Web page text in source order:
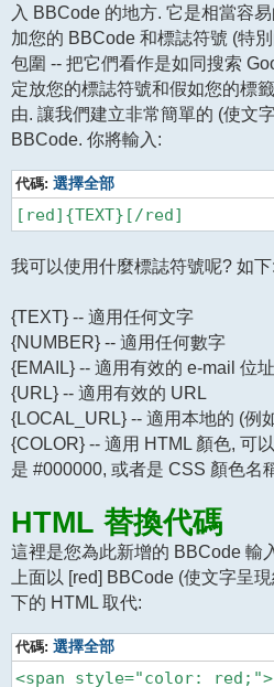
入 BBCode 的地方. 它是相當容
加您的 BBCode 和標誌符號 (特
包圍 -- 把它們看作是如同搜索
定放您的標誌符號和假如您的標
由. 讓我們建立非常簡單的 (使文
BBCode. 你將輸入:
代碼: 選擇全部
我可以使用什麼標誌符號呢? 如下:
{TEXT} -- 適用任何文字
{NUMBER} -- 適用任何數字
{EMAIL} -- 適用有效的 e-mail 位址
{URL} -- 適用有效的 URL
{LOCAL_URL} -- 適用本地的 (例
{COLOR} -- 適用 HTML 顏色, 可
是 #000000, 或者是 CSS 顏色名
HTML 替換代碼
這裡是您為此新增的 BBCode 輸
上面以 [red] BBCode (使文字呈
下的 HTML 取代:
代碼: 選擇全部